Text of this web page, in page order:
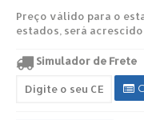
Preço válido para o
estados, será
Simulador de Frete